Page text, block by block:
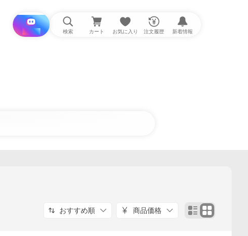
i と探す 検索 カート お気に入り 注文履歴 新着情報
おすすめ順 商品価格